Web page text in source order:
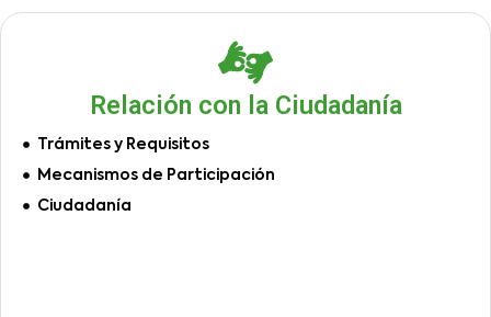
Relación con la Ciudadanía
Trámites y Requisitos
Mecanismos de Participación
Ciudadanía